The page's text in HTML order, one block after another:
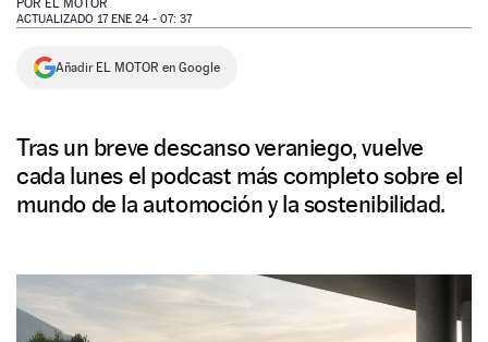
NEWSLETTER
POR EL MOTOR
ACTUALIZADO 17 ENE 24 - 07: 37
Añadir EL MOTOR en Google
Tras un breve descanso veraniego, vuelve
cada lunes el podcast más completo sobre el
mundo de la automoción y la sostenibilidad.